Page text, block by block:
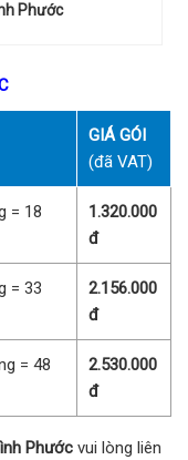
Phước
GIÁ GÓI
(đã VAT)
= 18
1.320.000
đ
= 33
2.156.000
đ
= 48
2.530.000
đ
Phước vui lòng liên